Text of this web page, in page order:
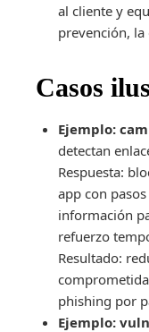
al cliente y
prevención, la
Casos
Ejemplo:
detectan
Respuesta:
app con
información
refuerzo
Resultado:
phishing por
Ejemplo: